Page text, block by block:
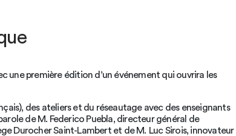
une première édition d’un événement qui ouvrira les
des ateliers et du réseautage avec des enseignants
de M. Federico Puebla, directeur général de
Durocher Saint-Lambert et de M. Luc Sirois, innovateur